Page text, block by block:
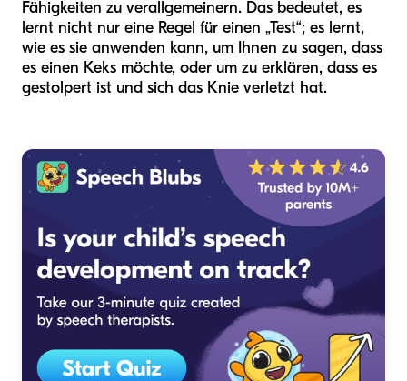
Fähigkeiten zu verallgemeinern. Das bedeutet, es
lernt nicht nur eine Regel für einen „Test“; es lernt,
wie es sie anwenden kann, um Ihnen zu sagen, dass
es einen Keks möchte, oder um zu erklären, dass es
gestolpert ist und sich das Knie verletzt hat.